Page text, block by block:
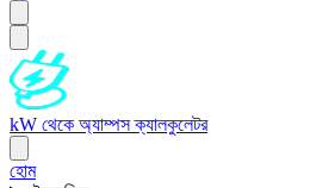
kW থেকে অ্যাম্পস ক্যালকুলেটর
হোম